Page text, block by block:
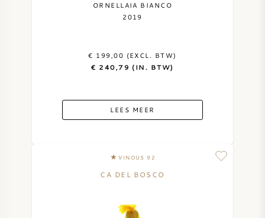
ORNELLAIA BIANCO
2019
€ 199,00 (EXCL. BTW)
€ 240,79 (IN. BTW)
LEES MEER
VINOUS 92
CA DEL BOSCO